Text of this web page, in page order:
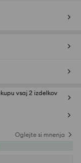
vsaj 2 izdelkov
Oglejte si mnenja